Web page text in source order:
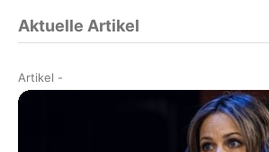
Aktuelle Artikel
Artikel -